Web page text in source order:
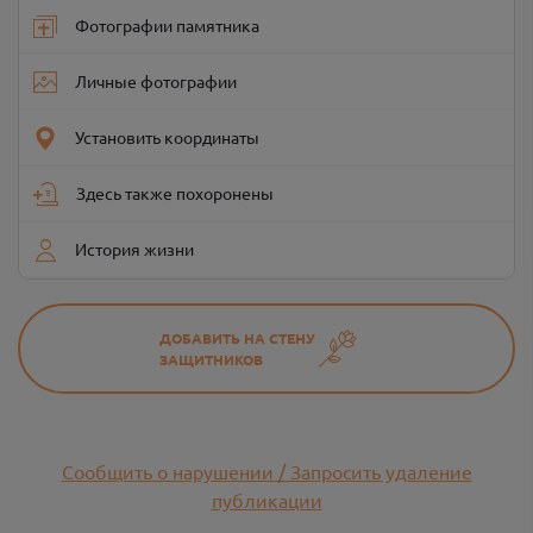
Фотографии памятника
Личные фотографии
Установить координаты
Здесь также похоронены
История жизни
ДОБАВИТЬ НА СТЕНУ
ЗАЩИТНИКОВ
Сообщить о нарушении / Запросить удаление
публикации